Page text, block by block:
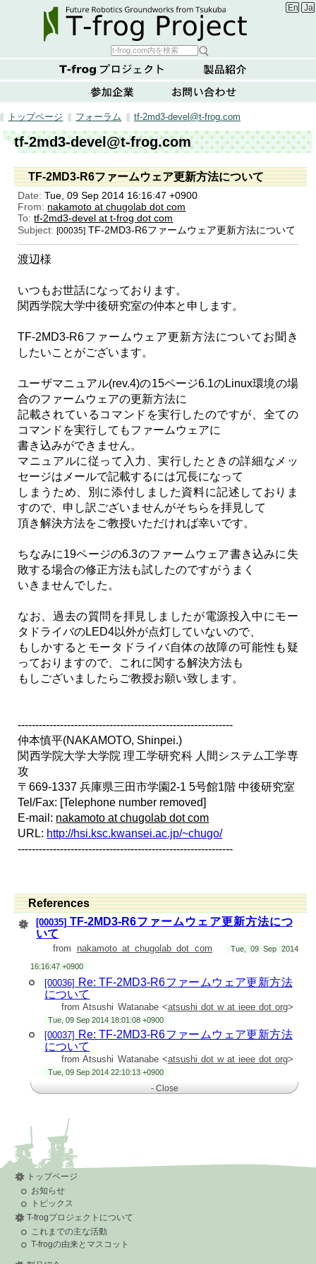
トップページ フォーラム tf-2md3-devel@t-frog.com
tf-2md3-devel@t-frog.com
TF-2MD3-R6ファームウェア更新方法について
Date:Tue, 09 Sep 2014 16:16:47 +0900
From: nakamoto at chugolab dot com
To:tf-2md3-devel at t-frog dot com
Subject:[00035] TF-2MD3-R6ファームウェア更新方法について
渡辺様
いつもお世話になっております。
関西学院大学中後研究室の仲本と申します。
TF-2MD3-R6ファームウェア更新方法についてお聞き
したいことがございます。
ユーザマニュアル(rev.4)の15ページ6.1のLinux環境の場
合のファームウェアの更新方法に
記載されているコマンドを実行したのですが、全ての
コマンドを実行してもファームウェアに
書き込みができません。
マニュアルに従って入力、実行したときの詳細なメッ
セージはメールで記載するには冗長になって
しまうため、別に添付しました資料に記述しておりま
すので、申し訳ございませんがそちらを拝見して
頂き解決方法をご教授いただければ幸いです。
ちなみに19ページの6.3のファームウェア書き込みに失
敗する場合の修正方法も試したのですがうまく
いきませんでした。
なお、過去の質問を拝見しましたが電源投入中にモー
タドライバのLED4以外が点灯していないので、
もしかするとモータドライバ自体の故障の可能性も疑
っておりますので、これに関する解決方法も
もしございましたらご教授お願い致します。
-------------------------------------------------------------
仲本慎平(NAKAMOTO, Shinpei.)
関西学院大学大学院 理工学研究科 人間システム工学専
攻
〒669-1337 兵庫県三田市学園2-1 5号館1階 中後研究室
Tel/Fax: [Telephone number removed]
E-mail: nakamoto at chugolab dot com
URL: http://hsi.ksc.kwansei.ac.jp/~chugo/
-------------------------------------------------------------
References
[00035] TF-2MD3-R6ファームウェア更新方法につ
いて
from nakamoto at chugolab dot com Tue, 09 Sep 2014
16:16:47 +0900
[00036] Re: TF-2MD3-R6ファームウェア更新方法
について
from Atsushi Watanabe <atsushi dot w at ieee dot org>
Tue, 09 Sep 2014 18:01:08 +0900
[00037] Re: TF-2MD3-R6ファームウェア更新方法
について
from Atsushi Watanabe <atsushi dot w at ieee dot org>
Tue, 09 Sep 2014 22:10:13 +0900
- Close
トップページ
お知らせ
トピックス
T-frogプロジェクトについて
これまでの主な活動
T-frogの由来とマスコット